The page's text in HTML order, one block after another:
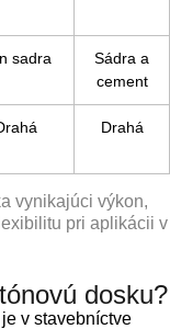
sadra
Sádra a
cement
Drahá
vynikajúci výkon,
pri aplikácii v
dosku?
v stavebníctve